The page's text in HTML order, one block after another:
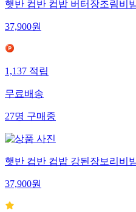
햇반 컵반 컵밥 버터장조림비
37,900원
1,137적립
무료배송
27명구매중
햇반 컵반 컵밥 강된장보리비
37,900원